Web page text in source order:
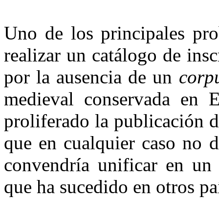
Uno de los principales
realizar un catálogo de
por la ausencia de un
medieval conservada en
proliferado la publicación
que en cualquier caso no
convendría unificar en
que ha sucedido en otros